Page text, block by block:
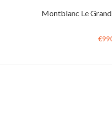
Montblanc Le